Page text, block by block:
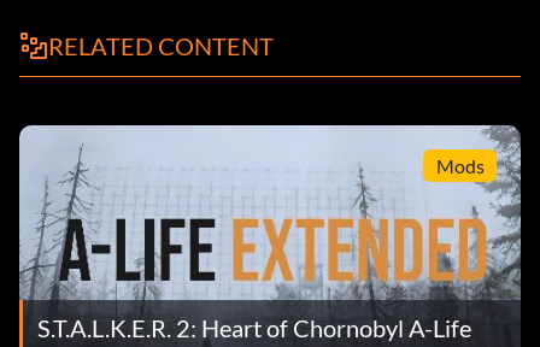
RELATED CONTENT
Mods
S.T.A.L.K.E.R. 2: Heart of Chornobyl A-Life